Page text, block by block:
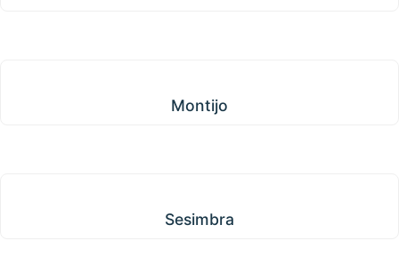
Montijo
Sesimbra